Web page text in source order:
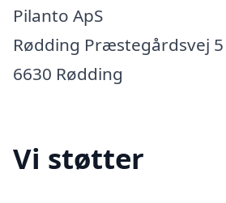
Pilanto ApS
Rødding Præstegårdsvej 5
6630 Rødding
Vi støtter